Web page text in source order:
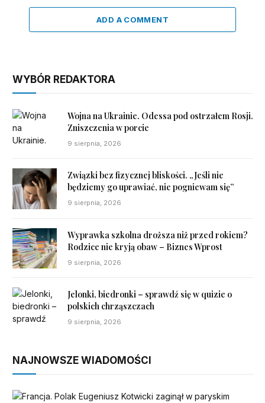
ADD A COMMENT
WYBÓR REDAKTORA
Wojna na Ukrainie. Odessa pod ostrzałem Rosji.
Zniszczenia w porcie
9 sierpnia, 2026
Związki bez fizycznej bliskości. „Jeśli nie
będziemy go uprawiać, nie pogniewam się”
9 sierpnia, 2026
Wyprawka szkolna droższa niż przed rokiem?
Rodzice nie kryją obaw – Biznes Wprost
9 sierpnia, 2026
Jelonki, biedronki – sprawdź się w quizie o
polskich chrząszczach
9 sierpnia, 2026
NAJNOWSZE WIADOMOŚCI